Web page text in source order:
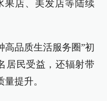
果店、美发店等陆续
高品质生活服务圈”初
居民受益，还辐射带
提升。